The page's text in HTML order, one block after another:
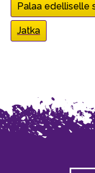
Palaa edelliselle
Jatka